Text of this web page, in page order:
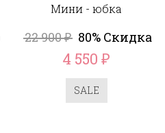
Мини - юбка
22 900₽ 80% Скидка
4 550₽
SALE